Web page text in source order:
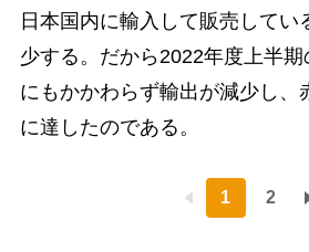
日本国内に輸入して販売してい
少する。だから2022年度上半
にもかかわらず輸出が減少し、
に達したのである。
1 2